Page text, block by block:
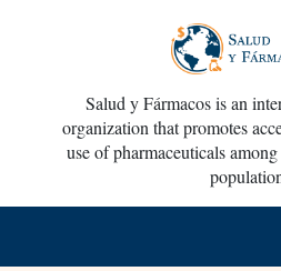
Salud y Fármacos is an
organization that promotes
use of pharmaceuticals